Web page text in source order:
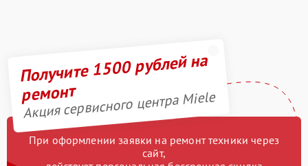
Получите 1500 рублей на
ремонт
Акция сервисного центра Miele
При оформлении заявки на ремонт техники через
сайт,